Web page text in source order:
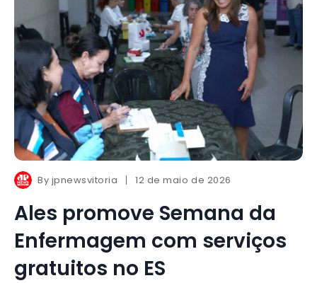
By jpnewsvitoria 12 de maio de 2026
Ales promove Semana da
Enfermagem com serviços
gratuitos no ES